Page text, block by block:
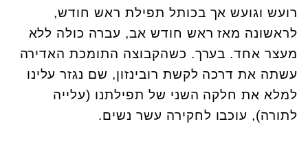
רועש וגועש אך בכותל תפילת ראש חודש,
לראשונה מאז ראש חודש אב, עברה כולה ללא
מעצר אחד. בערך. כשהקבוצה התומכת האדירה
עשתה את דרכה לקשת רובינזון, שם נגזר עלינו
למלא את חלקה השני של תפילתנו (עלייה
לתורה), עוכבו לחקירה עשר נשים.